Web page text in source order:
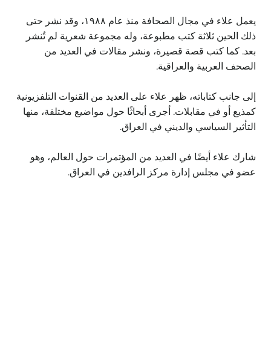
يعمل علاء في مجال الصحافة منذ عام ١٩٨٨، وقد نشر حتى
ذلك الحين ثلاثة كتب مطبوعة، وله مجموعة شعرية لم تُنشر
بعد. كما كتب قصة قصيرة، ونشر مقالات في العديد من
الصحف العربية والعراقية.
إلى جانب كتاباته، ظهر علاء على العديد من القنوات التلفزيونية
كمذيع أو في مقابلات. أجرى أبحاثًا حول مواضيع مختلفة، منها
التأثير السياسي والديني في العراق.
شارك علاء أيضًا في العديد من المؤتمرات حول العالم، وهو
عضو في مجلس إدارة مركز الرافدين في العراق.